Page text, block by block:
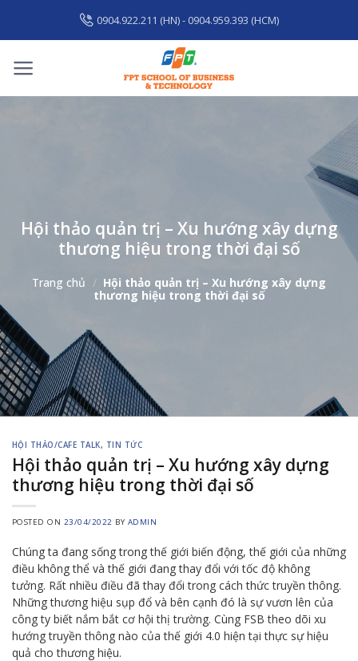
content
0904.922.211 (HN) - 0904.959.393 (HCM)
Hội thảo quản trị – Xu hướng xây dựng
thương hiệu trong thời đại số
Trang chủ / Hội thảo quản trị – Xu hướng xây dựng
thương hiệu trong thời đại số
HỘI THẢO/CAFE TALK, TIN TỨC
Hội thảo quản trị – Xu hướng xây dựng
thương hiệu trong thời đại số
POSTED ON 23/04/2022 BY ADMIN
Chúng ta đang sống trong thế giới biến động, thế giới của những
điều không thể và thế giới đang thay đổi với tốc độ không
tưởng. Rất nhiều điều đã thay đổi trong cách thức truyền thông.
Những thương hiệu sụp đổ và bên cạnh đó là sự vươn lên của
công ty biết nắm bắt cơ hội thị trường. Cùng FSB theo dõi xu
hướng truyền thông nào của thế giới 4.0 hiện tại thực sự hiệu
quả cho thương hiệu.